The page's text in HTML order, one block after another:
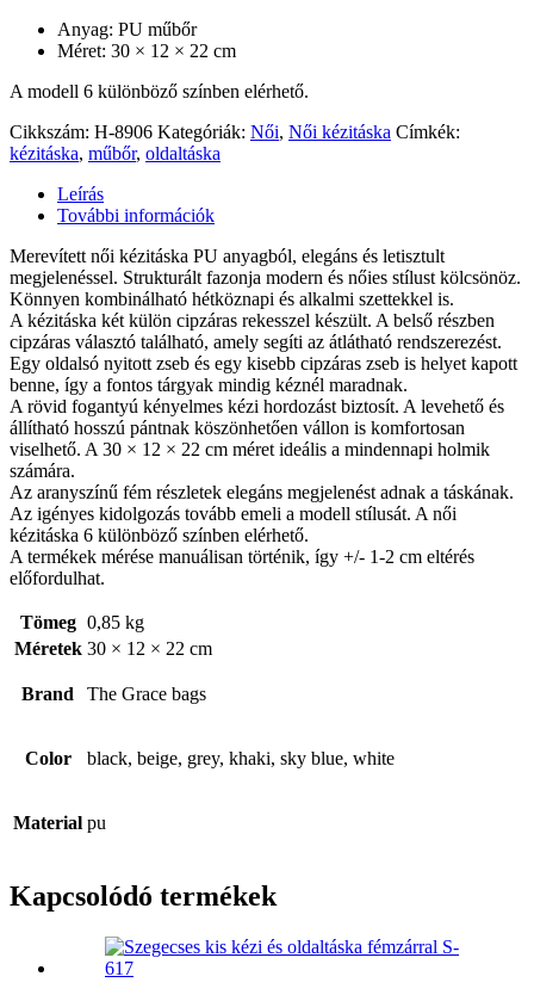
Anyag: PU műbőr
Méret: 30 × 12 × 22 cm
A modell 6 különböző színben elérhető.
Cikkszám: H-8906 Kategóriák: Női, Női kézitáska Címkék:
kézitáska, műbőr, oldaltáska
Leírás
További információk
Merevített női kézitáska PU anyagból, elegáns és letisztult
megjelenéssel. Strukturált fazonja modern és nőies stílust kölcsönöz.
Könnyen kombinálható hétköznapi és alkalmi szettekkel is.
A kézitáska két külön cipzáras rekesszel készült. A belső részben
cipzáras választó található, amely segíti az átlátható rendszerezést.
Egy oldalsó nyitott zseb és egy kisebb cipzáras zseb is helyet kapott
benne, így a fontos tárgyak mindig kéznél maradnak.
A rövid fogantyú kényelmes kézi hordozást biztosít. A levehető és
állítható hosszú pántnak köszönhetően vállon is komfortosan
viselhető. A 30 × 12 × 22 cm méret ideális a mindennapi holmik
számára.
Az aranyszínű fém részletek elegáns megjelenést adnak a táskának.
Az igényes kidolgozás tovább emeli a modell stílusát. A női
kézitáska 6 különböző színben elérhető.
A termékek mérése manuálisan történik, így +/- 1-2 cm eltérés
előfordulhat.
Tömeg 0,85 kg
Méretek 30 × 12 × 22 cm
Brand The Grace bags
Color black, beige, grey, khaki, sky blue, white
Material pu
Kapcsolódó termékek